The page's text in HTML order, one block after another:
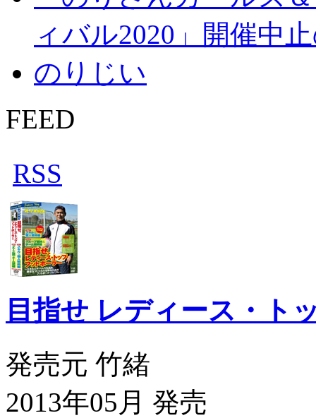
ィバル2020」開催中
のりじい
FEED
RSS
目指せ レディース・ト
発売元 竹緒
2013年05月 発売